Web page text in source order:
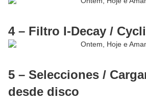
4 – Filtro I-Decay /
5 – Selecciones /
desde disco